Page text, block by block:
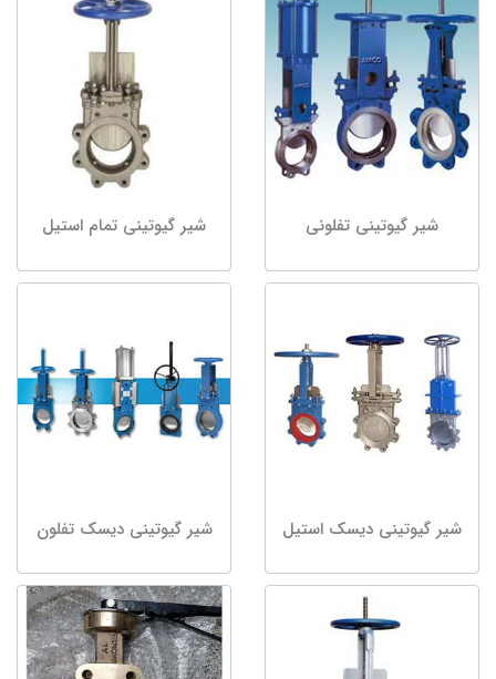
شیر گیوتینی تفلونی شیر گیوتینی تمام استیل
شیر گیوتینی دیسک استیل شیر گیوتینی دیسک تفلون